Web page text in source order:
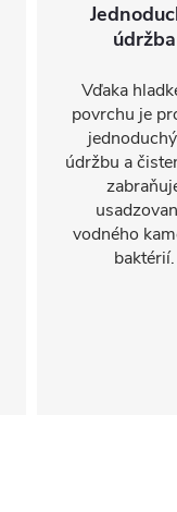
údržba
Vďaka
povrchu je
údržbu a
vodného
baktérií.